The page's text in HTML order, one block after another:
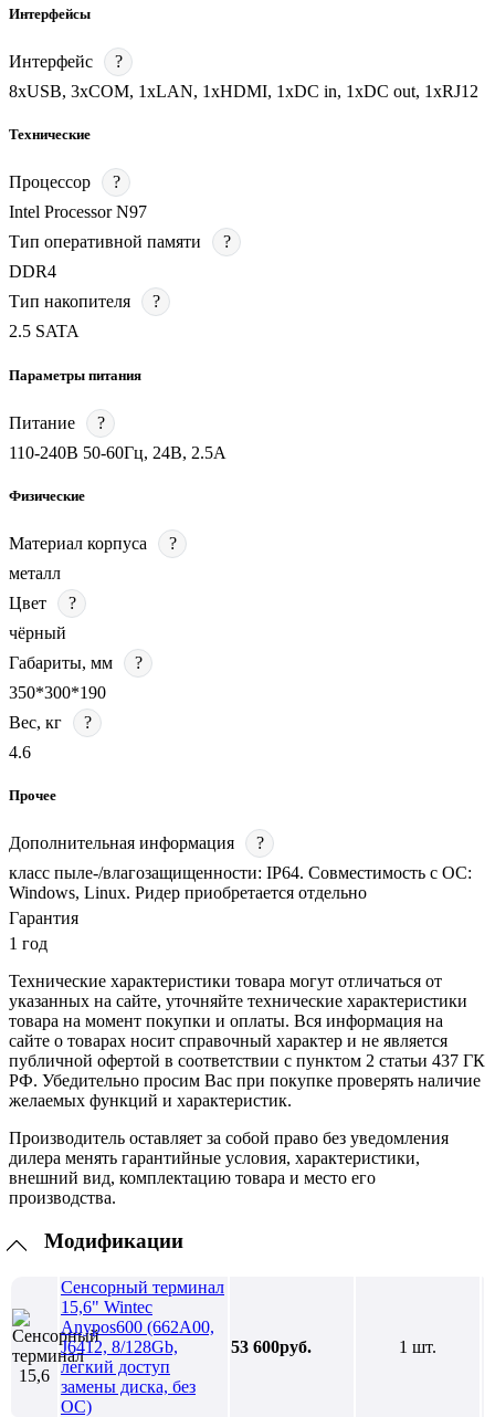
Интерфейсы
Интерфейс
?
8хUSB, 3хCOM, 1хLAN, 1xHDMI, 1хDC in, 1хDC out, 1хRJ12
Технические
Процессор
?
Intel Processor N97
Тип оперативной памяти
?
DDR4
Тип накопителя
?
2.5 SATA
Параметры питания
Питание
?
110-240В 50-60Гц, 24В, 2.5А
Физические
Материал корпуса
?
металл
Цвет
?
чёрный
Габариты, мм
?
350*300*190
Вес, кг
?
4.6
Прочее
Дополнительная информация
?
класс пыле-/влагозащищенности: IP64. Совместимость с ОС:
Windows, Linux. Ридер приобретается отдельно
Гарантия
1 год
Технические характеристики товара могут отличаться от
указанных на сайте, уточняйте технические характеристики
товара на момент покупки и оплаты. Вся информация на
сайте о товарах носит справочный характер и не является
публичной офертой в соответствии с пунктом 2 статьи 437 ГК
РФ. Убедительно просим Вас при покупке проверять наличие
желаемых функций и характеристик.
Производитель оставляет за собой право без уведомления
дилера менять гарантийные условия, характеристики,
внешний вид, комплектацию товара и место его
производства.
Модификации
Сенсорный терминал
15,6" Wintec
Anypos600 (662A00,
J6412, 8/128Gb,
легкий доступ
замены диска, без
ОС)
53 600руб. 1 шт.